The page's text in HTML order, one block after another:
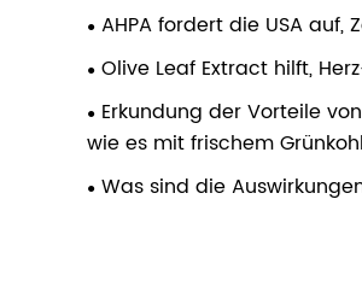
AHPA fordert die USA auf,
Olive Leaf Extract hilft,
Erkundung der Vorteile
wie es mit frischem
Was sind die